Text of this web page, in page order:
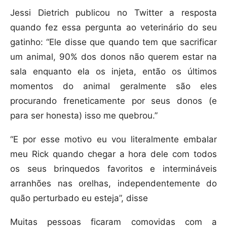
Jessi Dietrich publicou no Twitter a resposta
quando fez essa pergunta ao veterinário do seu
gatinho: “Ele disse que quando tem que sacrificar
um animal, 90% dos donos não querem estar na
sala enquanto ela os injeta, então os últimos
momentos do animal geralmente são eles
procurando freneticamente por seus donos (e
para ser honesta) isso me quebrou.”
“E por esse motivo eu vou literalmente embalar
meu Rick quando chegar a hora dele com todos
os seus brinquedos favoritos e intermináveis
arranhões nas orelhas, independentemente do
quão perturbado eu esteja”, disse
Muitas pessoas ficaram comovidas com a